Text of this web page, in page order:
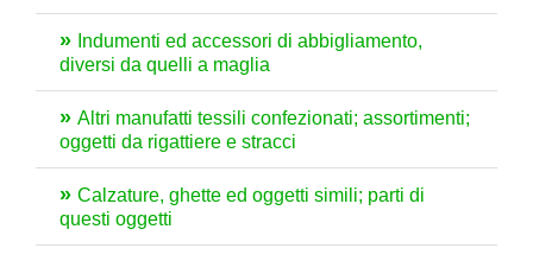
Indumenti ed accessori di abbigliamento,
diversi da quelli a maglia
Altri manufatti tessili confezionati; assortimenti;
oggetti da rigattiere e stracci
Calzature, ghette ed oggetti simili; parti di
questi oggetti